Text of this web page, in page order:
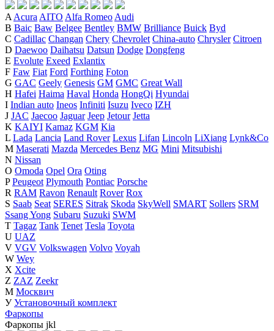
A Acura AITO Alfa Romeo Audi
B Baic Baw Belgee Bentley BMW Brilliance Buick Byd
C Cadillac Changan Chery Chevrolet China-auto Chrysler Citroen
D Daewoo Daihatsu Datsun Dodge Dongfeng
E Evolute Exeed Exlantix
F Faw Fiat Ford Forthing Foton
G GAC Geely Genesis GM GMC Great Wall
H Hafei Haima Haval Honda HongQi Hyundai
I Indian auto Ineos Infiniti Isuzu Iveco IZH
J JAC Jaecoo Jaguar Jeep Jetour Jetta
K KAIYI Kamaz KGM Kia
L Lada Lancia Land Rover Lexus Lifan Lincoln LiXiang Lynk&Co
M Maserati Mazda Mercedes Benz MG Mini Mitsubishi
N Nissan
O Omoda Opel Ora Oting
P Peugeot Plymouth Pontiac Porsche
R RAM Ravon Renault Rover Rox
S Saab Seat SERES Sitrak Skoda SkyWell SMART Sollers SRM
Ssang Yong Subaru Suzuki SWM
T Tagaz Tank Tenet Tesla Toyota
U UAZ
V VGV Volkswagen Volvo Voyah
W Wey
X Xcite
Z ZAZ Zeekr
М Москвич
У Установочный комплект
Фаркопы
Фаркопы jkl